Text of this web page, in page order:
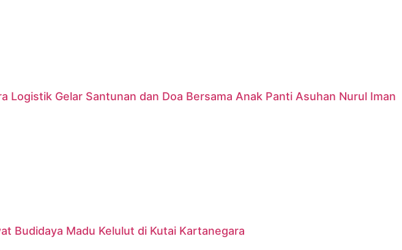
Logistik Gelar Santunan dan Doa Bersama Anak Panti Asuhan Nurul Iman
Budidaya Madu Kelulut di Kutai Kartanegara